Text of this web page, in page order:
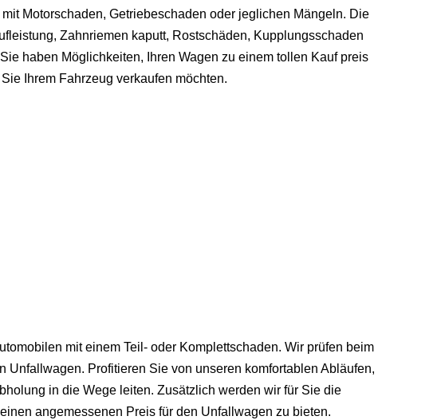
Motorschaden, Getriebeschaden oder jeglichen Mängeln. Die
Zahnriemen kaputt, Rostschäden, Kupplungsschaden
haben Möglichkeiten, Ihren Wagen zu einem tollen Kauf preis
Ihrem Fahrzeug verkaufen möchten.
mit einem Teil- oder Komplettschaden. Wir prüfen beim
Profitieren Sie von unseren komfortablen Abläufen,
in die Wege leiten. Zusätzlich werden wir für Sie die
angemessenen Preis für den Unfallwagen zu bieten.